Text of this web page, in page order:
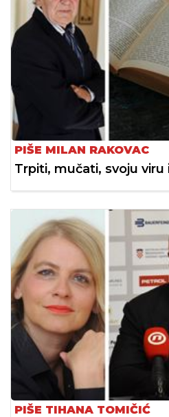
PIŠE MILAN RAKOVAC
Trpiti, mučati, svoju
PIŠE TIHANA TOMIČIĆ